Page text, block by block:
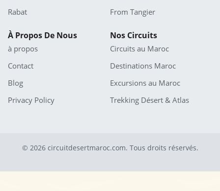
Rabat
From Tangier
À Propos De Nous
à propos
Contact
Blog
Privacy Policy
Nos Circuits
Circuits au Maroc
Destinations Maroc
Excursions au Maroc
Trekking Désert & Atlas
© 2026 circuitdesertmaroc.com. Tous droits réservés.